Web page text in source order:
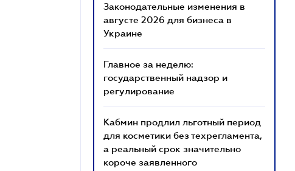
Законодательные изменения в
августе 2026 для бизнеса в
Украине
Главное за неделю:
государственный надзор и
регулирование
Кабмин продлил льготный период
для косметики без техрегламента,
а реальный срок значительно
короче заявленного